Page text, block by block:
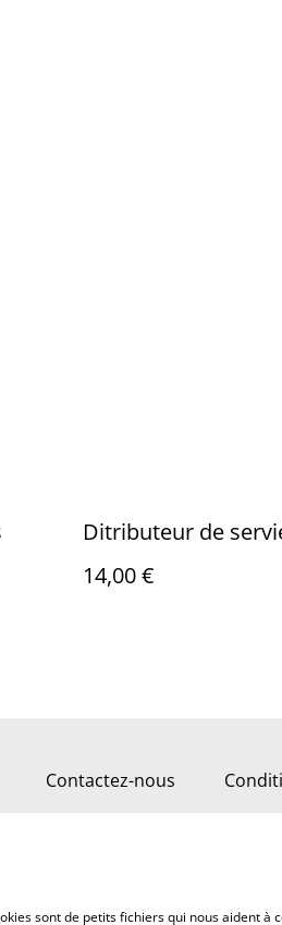
Ditributeur de
14,00 €
Contactez-nous
sont de petits fichiers qui nous aident à